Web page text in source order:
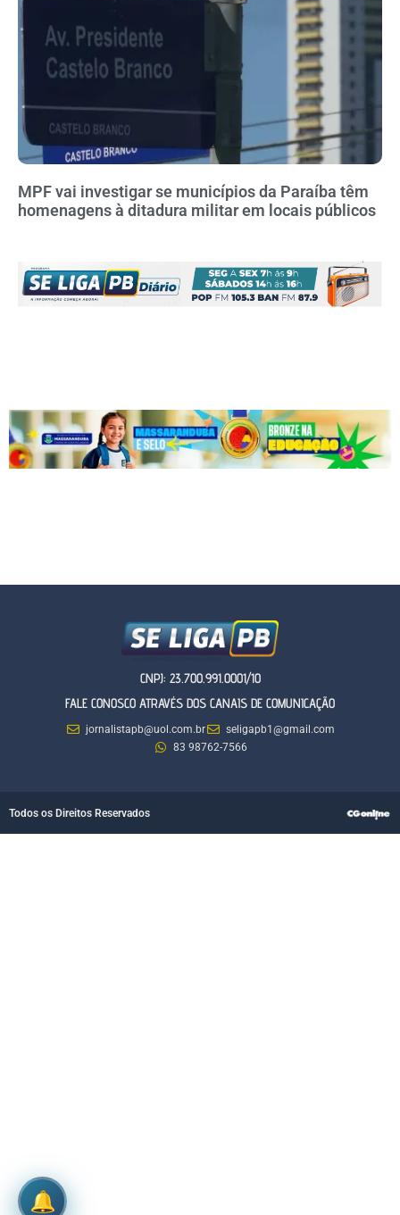
MPF vai investigar se municípios da Paraíba têm
homenagens à ditadura militar em locais públicos
CNPJ: 23.700.991.0001/10
FALE CONOSCO ATRAVÉS DOS CANAIS DE COMUNICAÇÃO
jornalistapb@uol.com.br
seligapb1@gmail.com
83 98762-7566
Todos os Direitos Reservados